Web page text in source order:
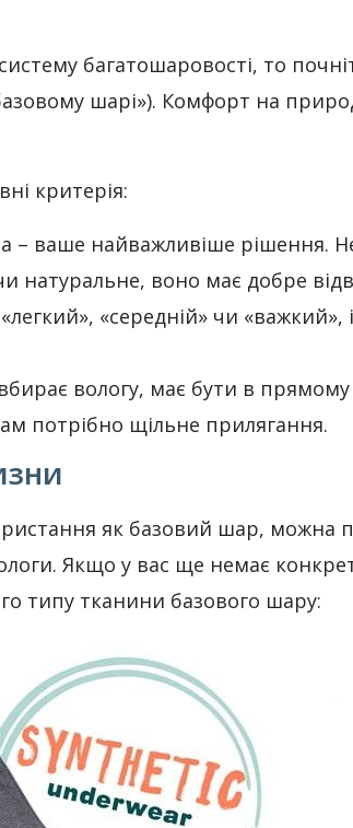
багатошаровості, то
шарі»). Комфорт на
критерія:
– ваше найважливіше рішення.
натуральне, воно має добре
«середній» чи
вологу, має бути в
потрібно щільне прилягання.
як базовий шар, можна
Якщо у вас ще немає
типу тканини базового шару: